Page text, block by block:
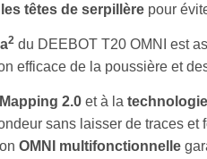
têtes de serpillère pour
2 du DEEBOT T20 OMNI est
efficace de la poussière et
2.0 et à la
sans laisser de traces et
OMNI multifonctionnelle